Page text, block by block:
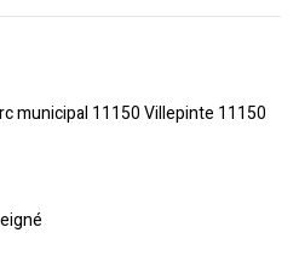
municipal 11150 Villepinte 11150